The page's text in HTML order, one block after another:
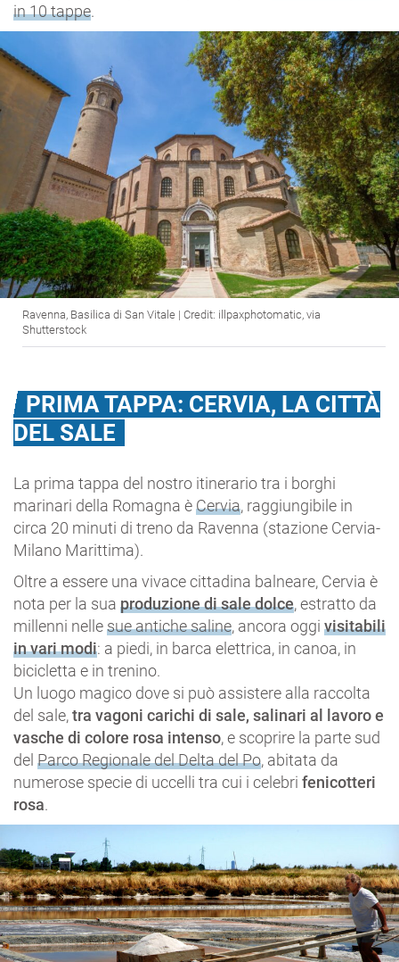
in 10 tappe.
Ravenna, Basilica di San Vitale | Credit: illpaxphotomatic, via
Shutterstock
PRIMA TAPPA: CERVIA, LA CITTÀ
DEL SALE
La prima tappa del nostro itinerario tra i borghi
marinari della Romagna èCervia, raggiungibile in
circa 20 minuti di treno da Ravenna (stazione Cervia-
Milano Marittima).
Oltre a essere una vivace cittadina balneare, Cervia è
nota per la sua produzione di sale dolce, estratto da
millenni nellesue antiche saline, ancora oggi visitabili
in vari modi: a piedi, in barca elettrica, in canoa, in
bicicletta e in trenino.
Un luogo magico dove si può assistere alla raccolta
del sale,tra vagoni carichi di sale, salinari al lavoro e
vasche di colore rosa intenso, e scoprire la parte sud
del Parco Regionale del Delta del Po, abitata da
numerose specie di uccelli tra cui i celebri fenicotteri
rosa.